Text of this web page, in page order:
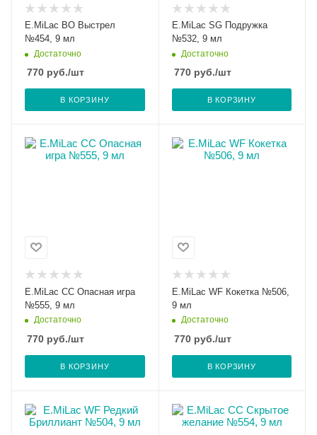
E.MiLac BO Выстрел
№454, 9 мл
Достаточно
770 руб./шт
В КОРЗИНУ
E.MiLac SG Подружка
№532, 9 мл
Достаточно
770руб./шт
В КОРЗИНУ
E.MiLac CC Опасная игра
№555, 9 мл
Достаточно
770 руб./шт
В КОРЗИНУ
E.MiLac WF Кокетка №506,
9 мл
Достаточно
770руб./шт
В КОРЗИНУ